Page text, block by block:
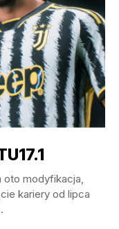
oto modyfikacja,
kariery od lipca